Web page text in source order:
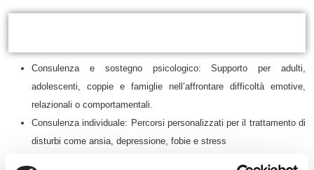
Consulenza e sostegno psicologico: Supporto per adulti,
adolescenti, coppie e famiglie nell’affrontare difficoltà emotive,
relazionali o comportamentali.
Consulenza individuale: Percorsi personalizzati per il trattamento di
disturbi come ansia, depressione, fobie e stress